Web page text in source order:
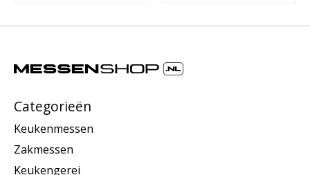
Categorieën
Keukenmessen
Zakmessen
Keukengerei